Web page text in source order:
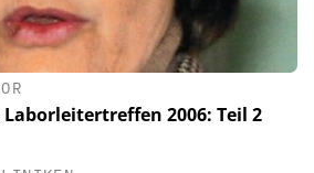
2006: Teil 2